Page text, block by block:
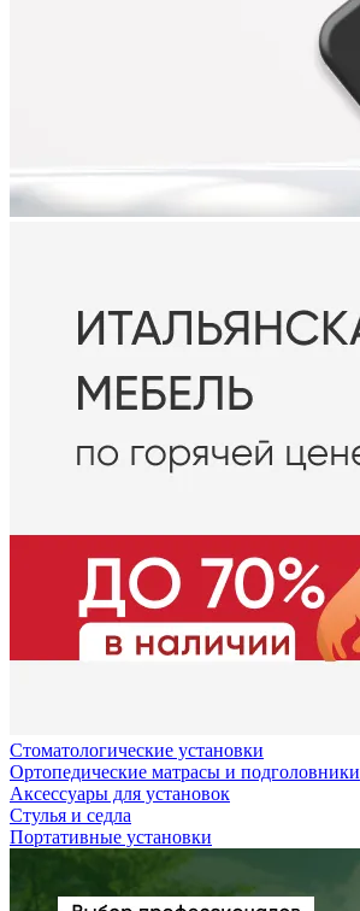
Стоматологические установки
Ортопедические матрасы и подголовники
Аксессуары для установок
Стулья и седла
Портативные установки